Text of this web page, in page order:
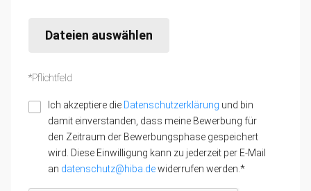
Dateien auswählen
*Pflichtfeld
Ich akzeptiere die Datenschutzerklärung und bin
damit einverstanden, dass meine Bewerbung für
den Zeitraum der Bewerbungsphase gespeichert
wird. Diese Einwilligung kann zu jederzeit per E-Mail
an datenschutz@hiba.dewiderrufen werden.*